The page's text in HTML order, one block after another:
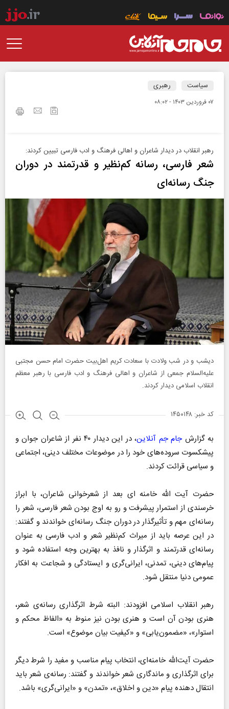
سیاست رهبری
۰۷ فروردين ۱۴۰۳ - ۰۸:۰۲
رهبر انقلاب در دیدار شاعران و اهالی فرهنگ و ادب فارسی تبیین کردند:
شعر فارسی، رسانه کم‌نظیر و قدرتمند در دوران
جنگ رسانه‌ای
دیشب و در شب ولادت با سعادت کریم اهل‌بیت حضرت امام حسن مجتبی
علیه‌السلام جمعی از شاعران و اهالی فرهنگ و ادب فارسی با رهبر معظم
انقلاب اسلامی دیدار کردند.
کد خبر: ۱۴۵۰۱۴۸
به گزارشجام جم آنلاین
، در این دیدار ۴۰ نفر از شاعران جوان و
پیشکسوت سروده‌های خود را در موضوعات مختلف دینی، اجتماعی
و سیاسی قرائت کردند.
حضرت آیت‌ الله خامنه‌ ای بعد از شعرخوانی شاعران، با ابراز
خرسندی از استمرار پیشرفت و رو به اوج بودن شعر فارسی، شعر را
رسانه‌ای مهم و تأثیرگذار در دوران جنگ رسانه‌ای خواندند و گفتند:
در این عرصه باید از میراث کم‌نظیر شعر و ادب فارسی به عنوان
رسانه‌ای قدرتمند و اثرگذار و نافذ به بهترین وجه استفاده شود و
پیام‌های دینی، تمدنی، ایرانی‌گری و ایستادگی و شجاعت به افکار
عمومی دنیا منتقل شود.
رهبر انقلاب اسلامی افزودند: البته شرط اثرگذاری رسانه‌ی شعر،
هنری بودن آن است و هنری بودن نیز منوط به «الفاظ محکم و
استوار»، «مضمون‌یابی» و «کیفیت بیان موضوع» است.
حضرت آیت‌الله خامنه‌ای، انتخاب پیام مناسب و مفید را شرط دیگر
برای اثرگذاری و ماندگاری شعر خواندند و گفتند: رسانه‌ی شعر باید
انتقال دهنده پیام «دین و اخلاق»، «تمدن» و «ایرانی‌گری» باشد.